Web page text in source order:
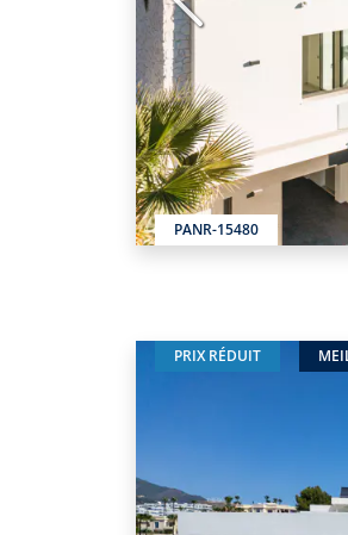
PANR-15480
Précédent
PRIX RÉDUIT